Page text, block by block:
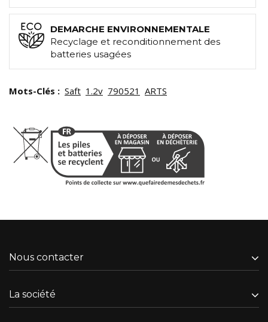
DEMARCHE ENVIRONNEMENTALE
Recyclage et reconditionnement des
batteries usagées
Mots-Clés : Saft 1.2v 790521 ARTS
Nous contacter
La société